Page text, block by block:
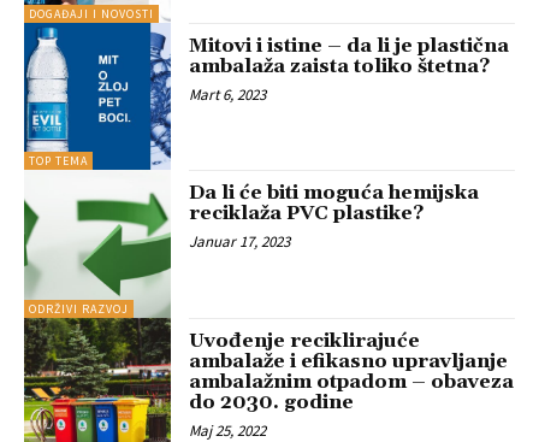
DOGAĐAJI I NOVOSTI
TOP TEMA
Mitovi i istine – da li je plastična
ambalaža zaista toliko štetna?
Mart 6, 2023
ODRŽIVI RAZVOJ
Da li će biti moguća hemijska
reciklaža PVC plastike?
Januar 17, 2023
Uvođenje reciklirajuće
ambalaže i efikasno upravljanje
ambalažnim otpadom – obaveza
do 2030. godine
Maj 25, 2022